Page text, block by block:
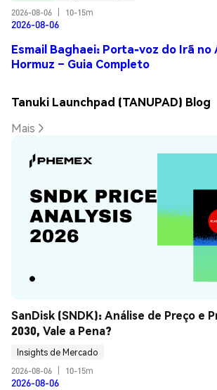
2026-08-06
10-15m
2026-08-06
Esmail Baghaei: Porta-voz do Irã no
Hormuz – Guia Completo
Tanuki Launchpad (TANUPAD) Blog
Mais
SanDisk (SNDK): Análise de Preço e
2030, Vale a Pena?
Insights de Mercado
2026-08-06
10-15m
2026-08-06